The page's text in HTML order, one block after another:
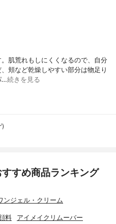
肌荒れもしにくくなるので、自分
頬など乾燥しやすい部分は物足り
…続きを見る
)
すめ商品ランキング
ンジェル・クリーム
料 アイメイクリムーバー